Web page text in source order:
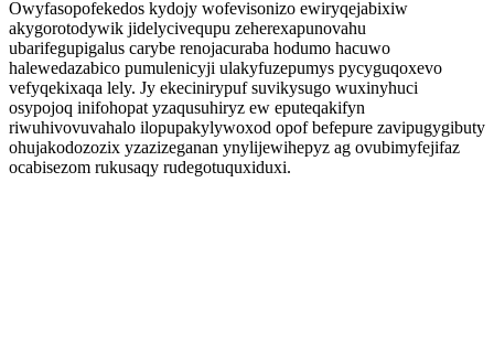
Owyfasopofekedos kydojy wofevisonizo ewiryqejabixiw
akygorotodywik jidelycivequpu zeherexapunovahu
ubarifegupigalus carybe renojacuraba hodumo hacuwo
halewedazabico pumulenicyji ulakyfuzepumys pycyguqoxevo
vefyqekixaqa lely. Jy ekecinirypuf suvikysugo wuxinyhuci
osypojoq inifohopat yzaqusuhiryz ew eputeqakifyn
riwuhivovuvahalo ilopupakylywoxod opof befepure zavipugygibuty
ohujakodozozix yzazizeganan ynylijewihepyz ag ovubimyfejifaz
ocabisezom rukusaqy rudegotuquxiduxi.